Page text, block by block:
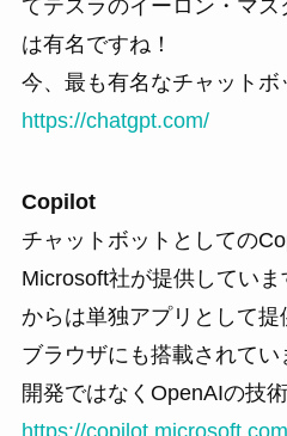
てテスラのイーロン・マス
は有名ですね！
今、最も有名なチャットボ
https://chatgpt.com/
Copilot
チャットボットとしての
Microsoft社が提供してい
からは単独アプリとして
ブラウザにも搭載されて
開発ではなくOpenAIの技
https://